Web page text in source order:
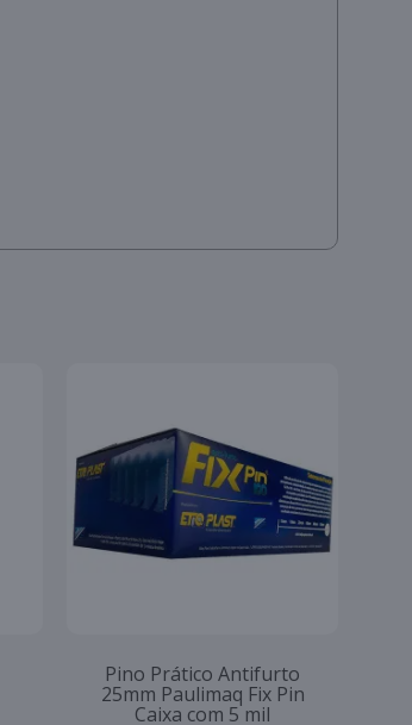
Pino Prático Antifurto
25mm Paulimaq Fix Pin
Caixa com 5 mil